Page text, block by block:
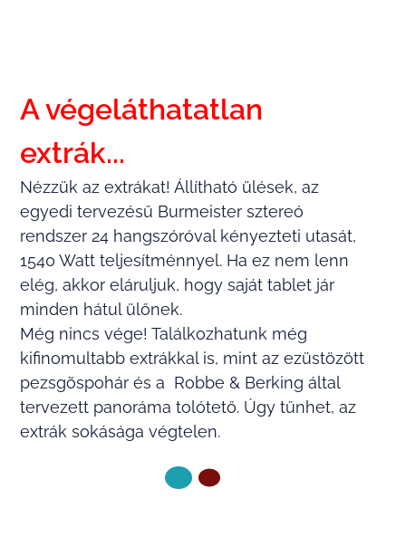
A végeláthatatlan
extrák...
Nézzük az extrákat! Állítható ülések, az
egyedi tervezésű Burmeister sztereó
rendszer 24 hangszóróval kényezteti utasát,
1540 Watt teljesítménnyel. Ha ez nem lenn
elég, akkor eláruljuk, hogy saját tablet jár
minden hátul ülőnek.
Még nincs vége! Találkozhatunk még
kifinomultabb extrákkal is, mint az ezüstözött
pezsgõspohár és a Robbe & Berking által
tervezett panoráma tolótető. Úgy tűnhet, az
extrák sokásága végtelen.